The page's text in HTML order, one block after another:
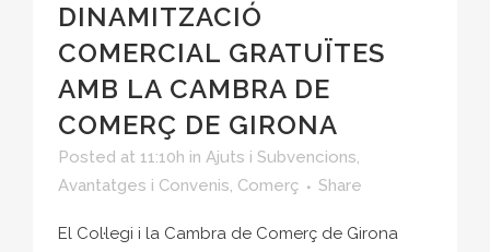
DINAMITZACIÓ
COMERCIAL GRATUÏTES
AMB LA CAMBRA DE
COMERÇ DE GIRONA
Posted at 11:10h in Ajuts i Subvencions,
Avantatges i Convenis, Comerç Share
El Col·legi i la Cambra de Comerç de Girona